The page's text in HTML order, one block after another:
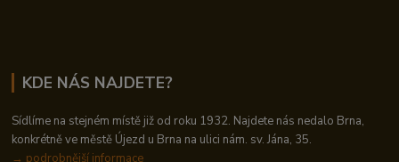
KDE NÁS NAJDETE?
Sídlíme na stejném místě již od roku 1932. Najdete nás nedalo Brna,
konkrétně ve městě Újezd u Brna na ulici nám. sv. Jána, 35.
→ podrobnější informace